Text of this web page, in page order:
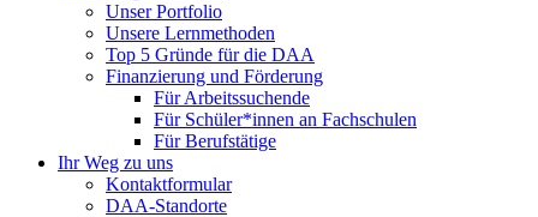
Unser Portfolio
Unsere Lernmethoden
Top 5 Gründe für die DAA
Finanzierung und Förderung
Für Arbeitssuchende
Für Schüler*innen an Fachschulen
Für Berufstätige
Ihr Weg zu uns
Kontaktformular
DAA-Standorte